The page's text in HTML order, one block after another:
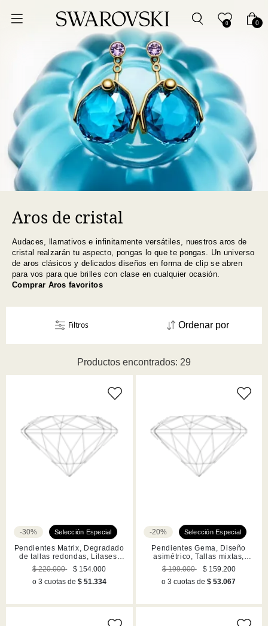
0 0
Aros de cristal
Audaces, llamativos e infinitamente versátiles, nuestros aros de
cristal realzarán tu aspecto, pongas lo que te pongas. Un universo
de aros clásicos y delicados diseños en forma de clip se abren
para vos para que brilles con clase en cualquier ocasión.
Comprar Aros favoritos
Productos encontrados: 29
Ordenar por
Ordenar por
Precio más bajo
Precio más alto
Los más vendidos
A - Z
Z - A
Fecha de lanzamiento
Mejor descuento
Filtros
-30%
Pendientes Matrix, Degradado
de tallas redondas, Lilases,
Acabado en rodio
$ 220.000
$ 154.000
o 3 cuotas de $ 51.334
-20%
Pendientes Gema, Diseño
asimétrico, Tallas mixtas,
Rosas, Acabado en tono oro
$ 199.000
$ 159.200
o 3 cuotas de$ 53.067